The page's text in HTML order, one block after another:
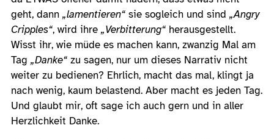
geht, dann „lamentieren“ sie sogleich und sind „Angry
Cripples“, wird ihre „Verbitterung“ herausgestellt.
Wisst ihr, wie müde es machen kann, zwanzig Mal am
Tag „Danke“ zu sagen, nur um dieses Narrativ nicht
weiter zu bedienen? Ehrlich, macht das mal, klingt ja
nach wenig, kaum belastend. Aber macht es jeden Tag.
Und glaubt mir, oft sage ich auch gern und in aller
Herzlichkeit Danke.